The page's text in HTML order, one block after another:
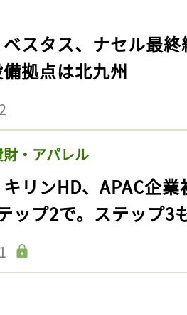
ベスタス、ナセル最
拠点は北九州
・アパレル
キリンHD、APAC企
ップ2で。ステップ3